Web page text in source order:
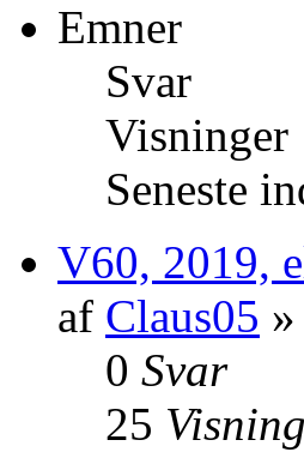
Emner
Svar
Visninger
Seneste
V60, 2019,
af Claus05
0 Svar
25